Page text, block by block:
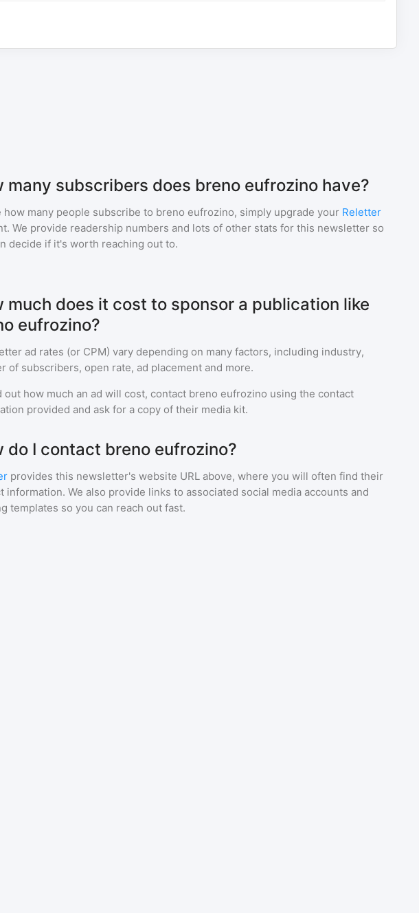
many subscribers does breno eufrozino have?
how many people subscribe to breno eufrozino, simply upgrade your Reletter
We provide readership numbers and lots of other stats for this newsletter so
decide if it's worth reaching out to.
much does it cost to sponsor a publication like
eufrozino?
ad rates (or CPM) vary depending on many factors, including industry,
of subscribers, open rate, ad placement and more.
out how much an ad will cost, contact breno eufrozino using the contact
provided and ask for a copy of their media kit.
do I contact breno eufrozino?
provides this newsletter's website URL above, where you will often find their
information. We also provide links to associated social media accounts and
templates so you can reach out fast.